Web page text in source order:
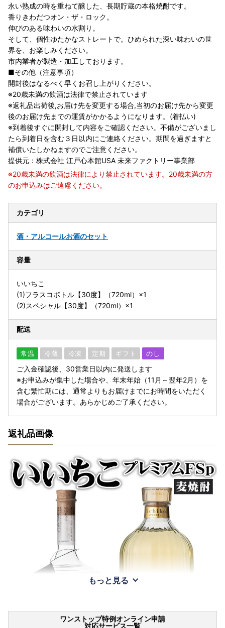
永い熟成の時を重ねて醸した、長期貯蔵の本格焼酎です。
香りきわだつオン・ザ・ロック。
伸びのある味わいの水割り。
そして、個性ゆたかなストレートで。ひめられた深い味わいの世
界を、お楽しみください。
市内業者が製造・加工しております。
■その他（注意事項）
開封後はなるべく早くお召し上がりください。
※20歳未満の飲酒は法律で禁止されています
※返礼品出荷後,お届け先を変更する場合,当初のお届け先から変更
後のお届け先までの運賃がかかるようになります。(着払い)
※到着後すぐに開封して内容をご確認ください。不備がございまし
たら到着日を含む３日以内にご連絡ください。期間を過ぎますと
補償いたしかねますのでご注意ください。
提供元：株式会社 江戸心本館USA 未来ファクトリー事業部
※20歳未満の飲酒は法律により禁止されています。20歳未満の方
のお申込みはご遠慮ください。
カテゴリ
酒・アルコールお酒のセット
容量
いいちこ
(1)フラスコボトル【30度】（720ml）×1
(2)スペシャル【30度】（720ml）×1
配送
常温 冷蔵 冷凍 定期 ギフト のし
ご入金確認後、30営業日以内に発送します
※お申込みが集中した場合や、年末年始（11月～翌年2月）を
含む繁忙期には、通常よりもお届けまでにお時間をいただく
場合がございます。あらかじめご了承ください。
返礼品画像
もっと見る
ワンストップ特例オンライン申請
対応サービス一覧